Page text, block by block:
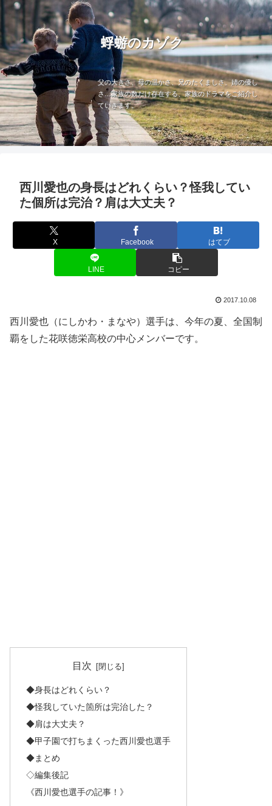
蜉蝣のカゾク
父の大きさ、母の温かさ、兄のたくましさ、姉の優し
さ…家族の数だけ存在する、家族のドラマをご紹介し
ていきます。
西川愛也の身長はどれくらい？怪我してい
た個所は完治？肩は大丈夫？
X Facebook はてブ
LINE コピー
2017.10.08
西川愛也（にしかわ・まなや）選手は、今年の夏、全国制
覇をした花咲徳栄高校の中心メンバーです。
目次
◆身長はどれくらい？
◆怪我していた箇所は完治した？
◆肩は大丈夫？
◆甲子園で打ちまくった西川愛也選手
◆まとめ
◇編集後記
《西川愛也選手の記事！》